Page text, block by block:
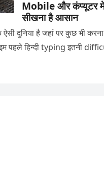
Mobile और कंप्यूटर
सीखना है आसान
दुनिया है जहां पर कुछ भी
पहले हिन्दी typing इतनी